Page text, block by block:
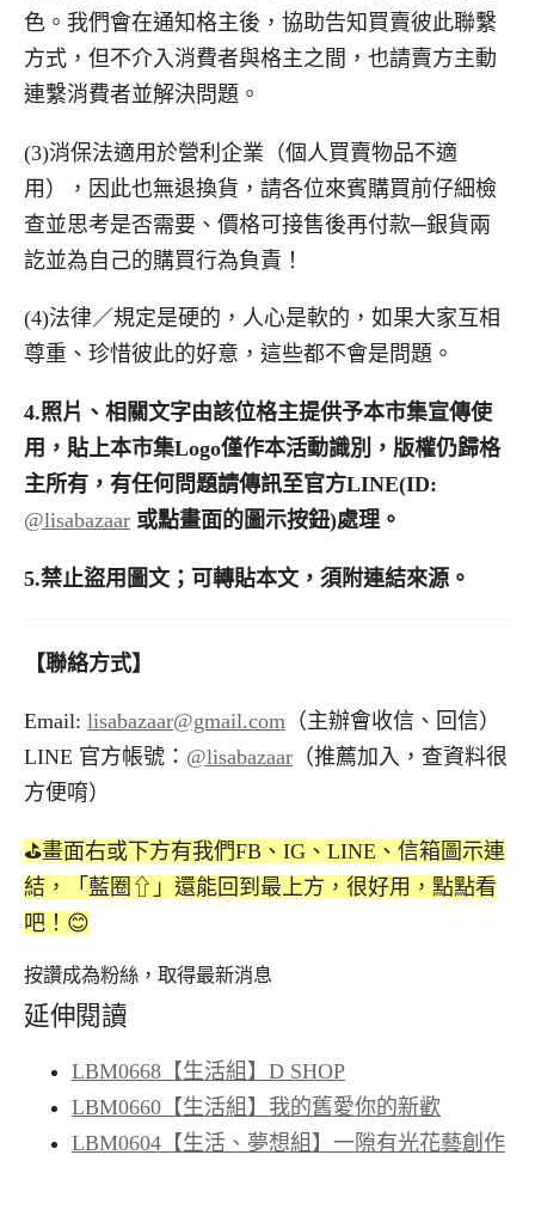
色。我們會在通知格主後，協助告知買賣彼此聯繫
方式，但不介入消費者與格主之間，也請賣方主動
連繫消費者並解決問題。
(3)消保法適用於營利企業（個人買賣物品不適
用），因此也無退換貨，請各位來賓購買前仔細檢
查並思考是否需要、價格可接售後再付款─銀貨兩
訖並為自己的購買行為負責！
(4)法律／規定是硬的，人心是軟的，如果大家互相
尊重、珍惜彼此的好意，這些都不會是問題。
4.照片、相關文字由該位格主提供予本市集宣傳使
用，貼上本市集Logo僅作本活動識別，版權仍歸格
主所有，有任何問題請傳訊至官方LINE(ID:
@lisabazaar 或點畫面的圖示按鈕)處理。
5.禁止盜用圖文；可轉貼本文，須附連結來源。
【聯絡方式】
Email: lisabazaar@gmail.com （主辦會收信、回信）
LINE 官方帳號： @lisabazaar （推薦加入，查資料很
方便唷）
⛳️畫面右或下方有我們FB、IG、LINE、信箱圖示連
結，「藍圈⇧」還能回到最上方，很好用，點點看
吧！😊
按讚成為粉絲，取得最新消息
延伸閱讀
LBM0668【生活組】D SHOP
LBM0660【生活組】我的舊愛你的新歡
LBM0604【生活、夢想組】一隙有光花藝創作